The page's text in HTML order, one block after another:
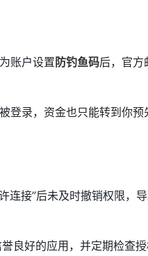
账户设置 防钓鱼码后，官方
登录，资金也只能转到你预
连接”后未及时撤销权限，
良好的应用，并定期检查